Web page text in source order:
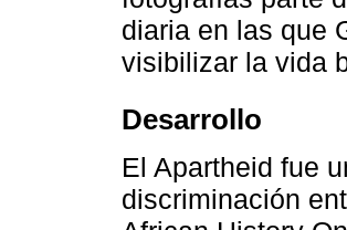
diaria en las que
visibilizar la vida
Desarrollo
El Apartheid fue
discriminación